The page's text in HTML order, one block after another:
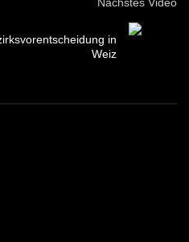
in
Weiz